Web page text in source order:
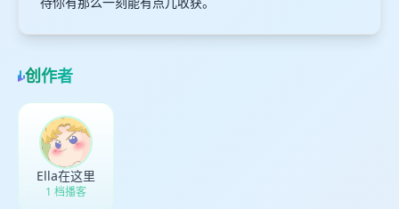
创作者
Ella在这里
1 档播客